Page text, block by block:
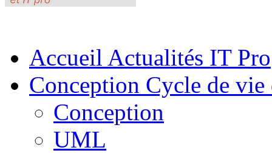
Accueil Actualités IT Pro
Conception Cycle de
Conception
UML